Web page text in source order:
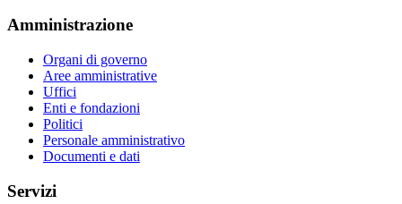
Amministrazione
Organi di governo
Aree amministrative
Uffici
Enti e fondazioni
Politici
Personale amministrativo
Documenti e dati
Servizi